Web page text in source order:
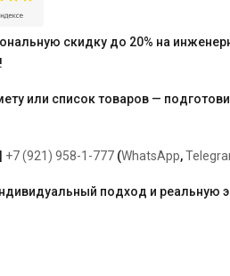
скидку до 20% на
или список товаров —
+7 (921) 958-1-777 (WhatsApp,
подход и реальную